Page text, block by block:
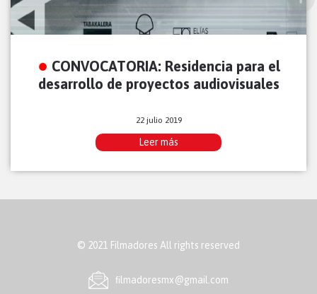
CONVOCATORIA: Residencia para el
desarrollo de proyectos audiovisuales
22 julio 2019
Leer más
© 2021 Filmadores All rights reserved
ﬁlmadoresmx@gmail.com